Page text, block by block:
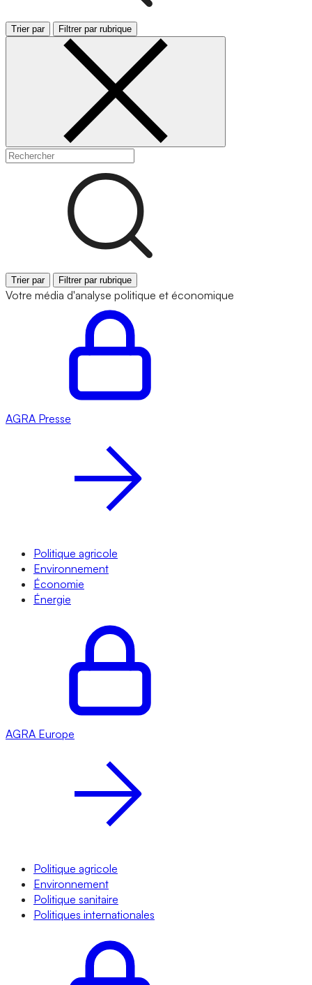
Trier par Filtrer par rubrique
Trier par Filtrer par rubrique
Votre média d'analyse politique et économique
AGRA Presse
Politique agricole
Environnement
Économie
Énergie
AGRA Europe
Politique agricole
Environnement
Politique sanitaire
Politiques internationales